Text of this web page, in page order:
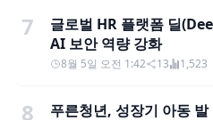
7
글로벌 HR 플랫폼 딜
AI 보안 역량 강화
8월 5일 오전 1:42 13 1,523
8
푸른청년, 성장기 아동 발